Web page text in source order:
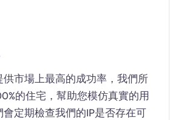
供市場上最高的成功率，我們所
的住宅，幫助您模仿真實的用
會定期檢查我們的IP是否存在可